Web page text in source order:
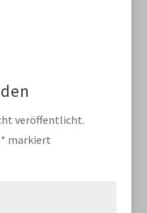
veröffentlicht.
* markiert